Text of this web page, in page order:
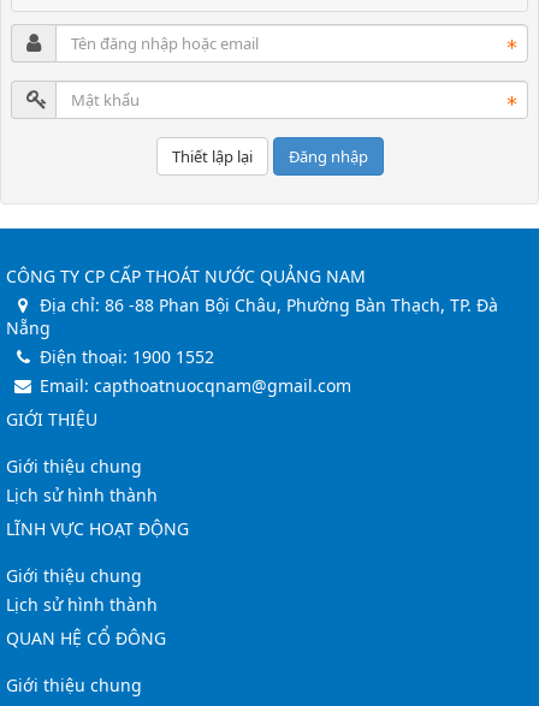
Đăng nhập
CÔNG TY CP CẤP THOÁT NƯỚC QUẢNG NAM
Địa chỉ: 86 -88 Phan Bội Châu, Phường Bàn Thạch, TP. Đà
Nẵng
Điện thoại: 1900 1552
Email: capthoatnuocqnam@gmail.com
GIỚI THIỆU
Giới thiệu chung
Lịch sử hình thành
LĨNH VỰC HOẠT ĐỘNG
Giới thiệu chung
Lịch sử hình thành
QUAN HỆ CỔ ĐÔNG
Giới thiệu chung